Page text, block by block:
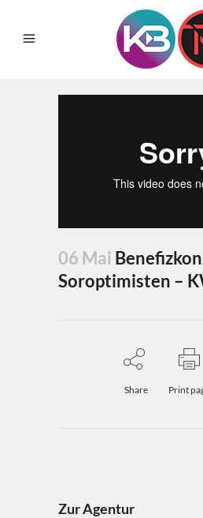
06 Mai
Soroptimisten –
Share Print
Zur Agentur